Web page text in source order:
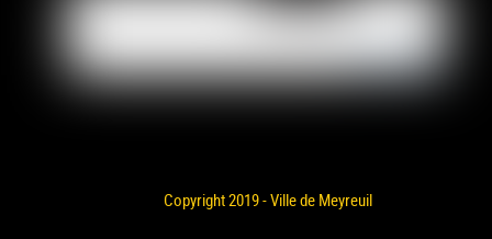
Copyright 2019 - Ville de Meyreuil